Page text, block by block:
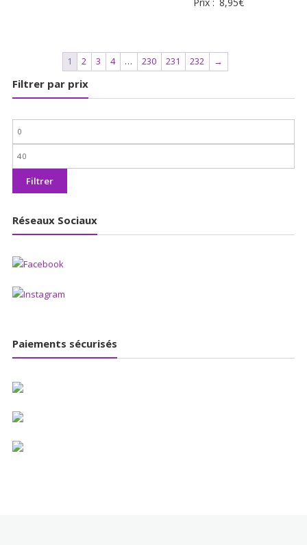
1 2 3 4 … 230 231 232 →
Filtrer par prix
Prix
min
Prix
max
Filtrer
Réseaux Sociaux
Paiements sécurisés